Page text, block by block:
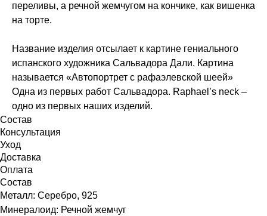
переливы, а речной жемчугом на кончике, как вишенка
на торте.
Название изделия отсылает к картине гениального
испанского художника Сальвадора Дали. Картина
называется «Автопортрет с рафаэлевской шеей»
Одна из первых работ Сальвадора. Raphael’s neck –
одно из первых наших изделий.
Состав
Консультация
Уход
Доставка
Оплата
Состав
Металл: Серебро, 925
Минералоид: Речной жемчуг